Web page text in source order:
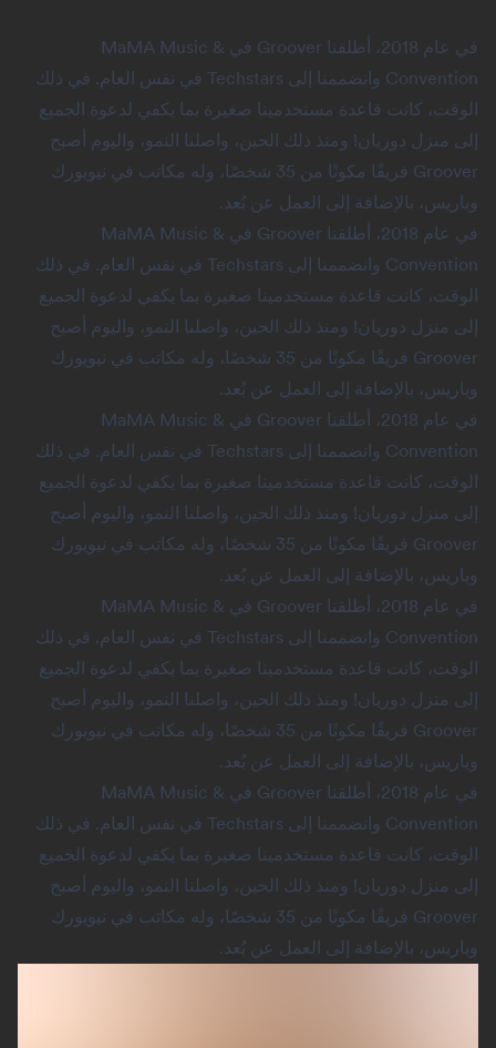
في عام 2018، أطلقنا Groover في MaMA Music &
Convention وانضممنا إلى Techstars في نفس العام. في ذلك
الوقت، كانت قاعدة مستخدمينا صغيرة بما يكفي لدعوة الجميع
إلى منزل دوريان! ومنذ ذلك الحين، واصلنا النمو، واليوم أصبح
Groover فريقًا مكونًا من 35 شخصًا، وله مكاتب في نيويورك
وباريس، بالإضافة إلى العمل عن بُعد.
في عام 2018، أطلقنا Groover في MaMA Music &
Convention وانضممنا إلى Techstars في نفس العام. في ذلك
الوقت، كانت قاعدة مستخدمينا صغيرة بما يكفي لدعوة الجميع
إلى منزل دوريان! ومنذ ذلك الحين، واصلنا النمو، واليوم أصبح
Groover فريقًا مكونًا من 35 شخصًا، وله مكاتب في نيويورك
وباريس، بالإضافة إلى العمل عن بُعد.
في عام 2018، أطلقنا Groover في MaMA Music &
Convention وانضممنا إلى Techstars في نفس العام. في ذلك
الوقت، كانت قاعدة مستخدمينا صغيرة بما يكفي لدعوة الجميع
إلى منزل دوريان! ومنذ ذلك الحين، واصلنا النمو، واليوم أصبح
Groover فريقًا مكونًا من 35 شخصًا، وله مكاتب في نيويورك
وباريس، بالإضافة إلى العمل عن بُعد.
في عام 2018، أطلقنا Groover في MaMA Music &
Convention وانضممنا إلى Techstars في نفس العام. في ذلك
الوقت، كانت قاعدة مستخدمينا صغيرة بما يكفي لدعوة الجميع
إلى منزل دوريان! ومنذ ذلك الحين، واصلنا النمو، واليوم أصبح
Groover فريقًا مكونًا من 35 شخصًا، وله مكاتب في نيويورك
وباريس، بالإضافة إلى العمل عن بُعد.
في عام 2018، أطلقنا Groover في MaMA Music &
Convention وانضممنا إلى Techstars في نفس العام. في ذلك
الوقت، كانت قاعدة مستخدمينا صغيرة بما يكفي لدعوة الجميع
إلى منزل دوريان! ومنذ ذلك الحين، واصلنا النمو، واليوم أصبح
Groover فريقًا مكونًا من 35 شخصًا، وله مكاتب في نيويورك
وباريس، بالإضافة إلى العمل عن بُعد.